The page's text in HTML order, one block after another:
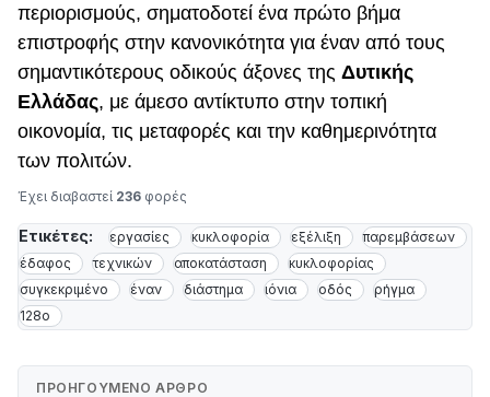
περιορισμούς, σηματοδοτεί ένα πρώτο βήμα
επιστροφής στην κανονικότητα για έναν από τους
σημαντικότερους οδικούς άξονες της Δυτικής
Ελλάδας, με άμεσο αντίκτυπο στην τοπική
οικονομία, τις μεταφορές και την καθημερινότητα
των πολιτών.
Έχει διαβαστεί 236 φορές
Ετικέτες: εργασίες κυκλοφορία εξέλιξη
παρεμβάσεων
έδαφος
τεχνικών αποκατάσταση
κυκλοφορίας
συγκεκριμένο
έναν διάστημα ιόνια οδός
ρήγμα
128ο
ΠΡΟΗΓΟΎΜΕΝΟ ΆΡΘΡΟ